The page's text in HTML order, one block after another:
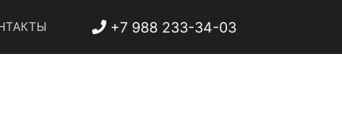
+7 988 233-34-03